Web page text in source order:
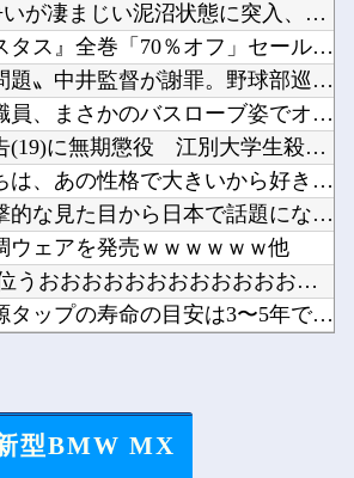
FIFAとUEFAの争いが凄まじい泥沼状態に突入、UEFAの...
『拳闘暗黒伝セスタス』全巻「70％オフ」セール！全15巻「1...
広陵高校〝暴力問題〟中井監督が謝罪。野球部巡り昨年退任「深く...
【悲報】秋田県職員、まさかのバスローブ姿でオンライン会見→+...
【衝撃】川口被告(19)に無期懲役 江別大学生殺人事件、19...
【ウマ娘】ルラちは、あの性格で大きいから好き。他
韓国人「その衝撃的な見た目から日本で話題になった弁当がこちら...
ウェアを発売ｗｗｗｗｗｗ他
【Vtuber】中日5位うおおおおおおおおおおおおおおおお他
【注意喚起】電源タップの寿命の目安は3〜5年です他
作者さん、なぜか消しまくる他
型BMW MX